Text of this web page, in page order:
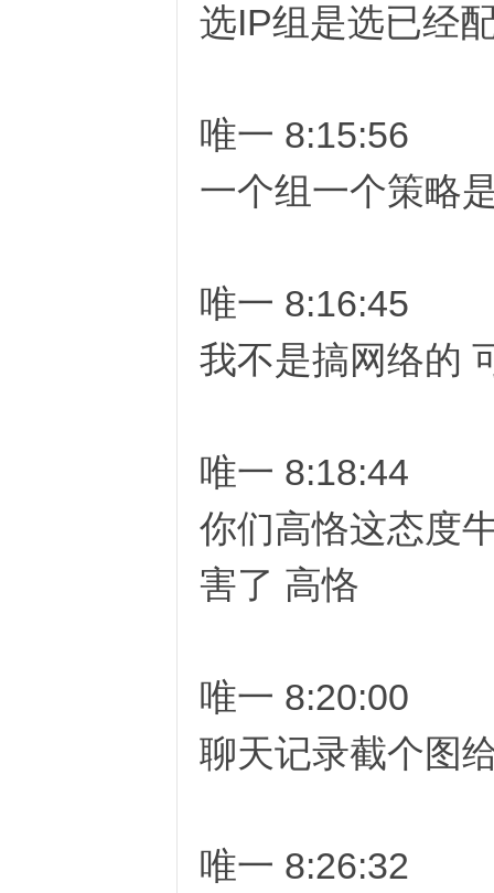
选IP组是选已经
唯一 8:15:56
一个组一个策略
唯一 8:16:45
我不是搞网络的
唯一 8:18:44
你们高恪这态度
害了 高恪
唯一 8:20:00
聊天记录截个图
唯一 8:26:32